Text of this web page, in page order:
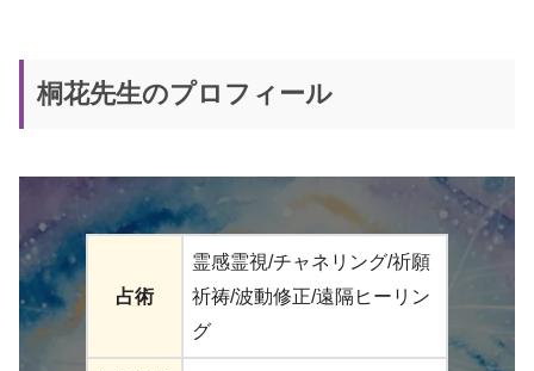
桐花先生のプロフィール
占術
霊感霊視/チャネリング/祈願
祈祷/波動修正/遠隔ヒーリン
グ